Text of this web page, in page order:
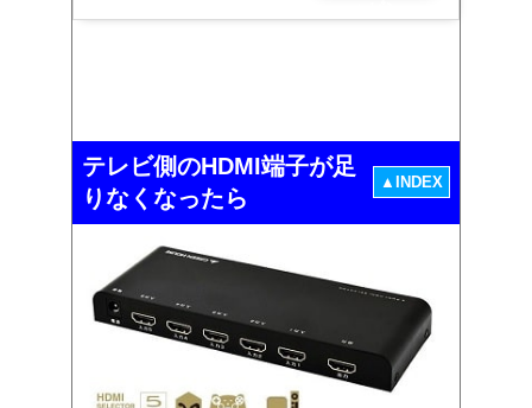
テレビ側のHDMI端子が足
りなくなったら
▲INDEX